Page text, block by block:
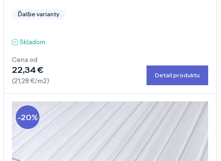
Ďalšie varianty
Skladom
Cena od
22,34 €
(21,28 €/m2)
Detail produktu
-20%